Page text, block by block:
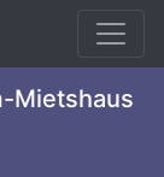
Mietshaus